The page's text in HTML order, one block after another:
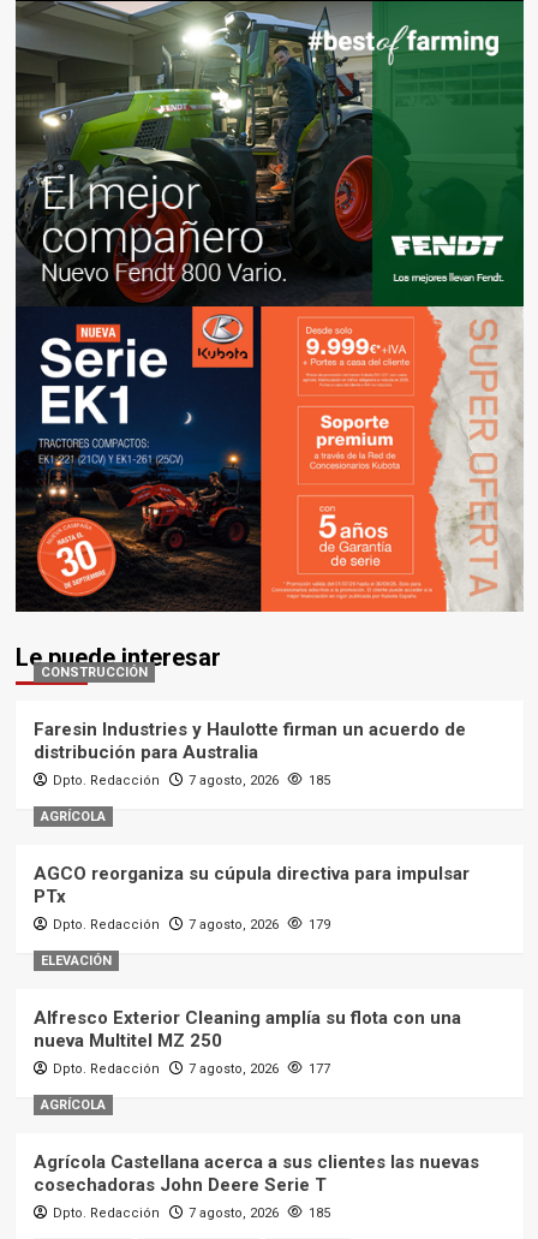
Le puede interesar
CONSTRUCCIÓN
Faresin Industries y Haulotte firman un acuerdo de
distribución para Australia
Dpto. Redacción 7 agosto, 2026 185
AGRÍCOLA
AGCO reorganiza su cúpula directiva para impulsar
PTx
Dpto. Redacción 7 agosto, 2026 179
ELEVACIÓN
Alfresco Exterior Cleaning amplía su flota con una
nueva Multitel MZ 250
Dpto. Redacción 7 agosto, 2026 177
AGRÍCOLA
Agrícola Castellana acerca a sus clientes las nuevas
cosechadoras John Deere Serie T
Dpto. Redacción 7 agosto, 2026 185